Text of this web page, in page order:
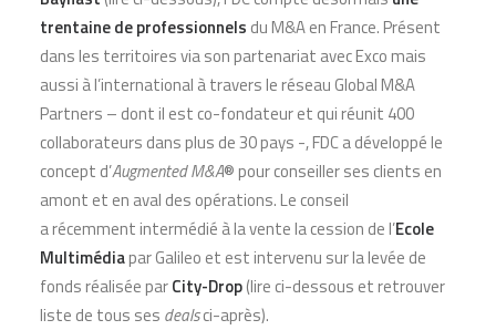
trentaine de professionnels du M&A en France. Présent
dans les territoires via son partenariat avec Exco mais
aussi à l’international à travers le réseau Global M&A
Partners – dont il est co-fondateur et qui réunit 400
collaborateurs dans plus de 30 pays -, FDC a développé le
concept d’Augmented M&A® pour conseiller ses clients en
amont et en aval des opérations. Le conseil
a récemment intermédié à la vente la cession de l’Ecole
Multimédiapar Galileo et est intervenu sur la levée de
fonds réalisée parCity-Drop(lire ci-dessous et retrouver
liste de tous ses dealsci-après).